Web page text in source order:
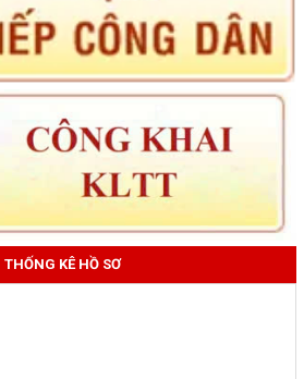
THỐNG KÊ HỒ SƠ